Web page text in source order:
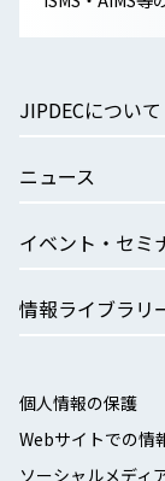
JIPDECについて
ニュース
イベント・セミ
情報ライブラリ
個人情報の保護
Webサイトでの情
ソーシャルメディ